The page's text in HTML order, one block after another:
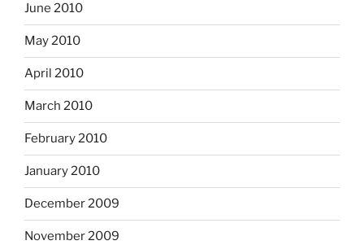
June 2010
May 2010
April 2010
March 2010
February 2010
January 2010
December 2009
November 2009